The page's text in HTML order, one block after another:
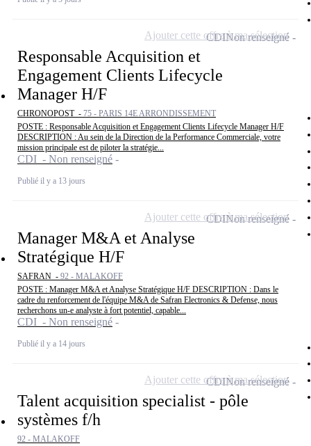
Responsable Acquisition et
Engagement Clients Lifecycle
Manager H/F
CHRONOPOST - 75 - PARIS 14E ARRONDISSEMENT
POSTE : Responsable Acquisition et Engagement Clients Lifecycle Manager H/F
DESCRIPTION : Au sein de la Direction de la Performance Commerciale, votre
mission principale est de piloter la stratégie...
CDI - Non renseigné
Publié il y a 13 jours
CDINon renseigné
Ajouter cette offre à ma sélection
Manager M&A et Analyse
Stratégique H/F
SAFRAN - 92 - MALAKOFF
POSTE : Manager M&A et Analyse Stratégique H/F DESCRIPTION : Dans le
cadre du renforcement de l'équipe M&A de Safran Electronics & Defense, nous
recherchons un-e analyste à fort potentiel, capable...
CDI - Non renseigné
Publié il y a 14 jours
CDINon renseigné
Ajouter cette offre à ma sélection
Talent acquisition specialist - pôle
systèmes f/h
92 - MALAKOFF
CDINon renseigné
Ajouter cette offre à ma sélection